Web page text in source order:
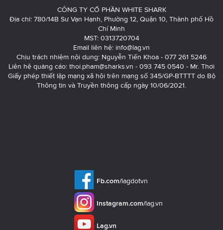
CÔNG TY CỔ PHẦN WHITE SHARK
Địa chỉ: 780/14B Sư Vạn Hạnh, Phường 12, Quận 10, Thành phố Hồ
Chí Minh
MST: 0313720704
Email liên hệ: info@lag.vn
Chịu trách nhiệm nội dung: Nguyễn Tiến Khoa - 077 261 5246
Liên hệ quảng cáo: thoi.pham@sharks.vn - 093 745 0540 - Mr. Thơi
Giấy phép thiết lập mạng xã hội trên mạng số 345/GP-BTTTT do Bộ
Thông tin và Truyền thông cấp ngày 10/06/2021.
Fb.com/lagdotvn
Instagram.com/lag.vn
Lag.vn